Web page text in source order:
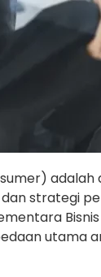
adalah
strategi
utama